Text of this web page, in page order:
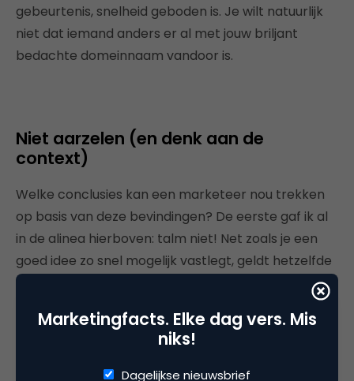
gebeurtenis, snelheid geboden is. Je wilt natuurlijk
niet dat iemand anders er al met jouw briljant
bedachte domeinnaam vandoor is.
Niet aarzelen (en denk aan de
context)
Welke conclusies kan een marketeer nou trekken
op basis van deze bevindingen? De eerste gaf ik al
in de alinea hierboven: talm niet! Net zoals je een
goed idee zo snel mogelijk vastlegt, geldt hetzelfde
voor een domeinnaam.
Als tweede blijkt dat je domeinnaam niet alleen een
rol speelt in de vindbaarheid van je website, maar
ook bij het voldoen aan verwachtingen van
Marketingfacts. Elke dag vers. Mis
niks!
Dagelijkse nieuwsbrief